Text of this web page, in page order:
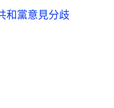
和黨意見分歧